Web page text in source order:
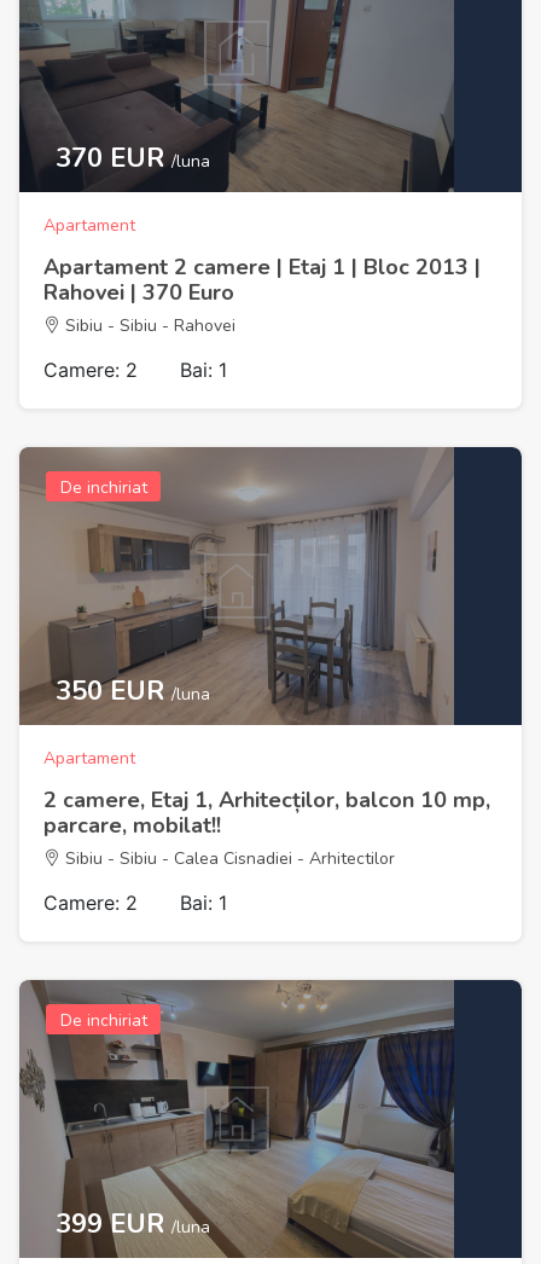
370 EUR/luna
Apartament
Apartament 2 camere | Etaj 1 | Bloc 2013 |
Rahovei | 370 Euro
Sibiu - Sibiu - Rahovei
Camere: 2 Bai: 1
De inchiriat
350 EUR /luna
Apartament
2 camere, Etaj 1, Arhitecților, balcon 10 mp,
parcare, mobilat!!
Sibiu - Sibiu - Calea Cisnadiei - Arhitectilor
Camere: 2 Bai: 1
De inchiriat
399 EUR /luna